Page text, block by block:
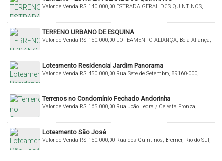
R$ 140.000,00
Valor de Venda
ESTRADA GERAL DOS QUINTINOS,
TERRENO URBANO DE ESQUINA
R$ 150.000,00
Valor de Venda
LOTEAMENTO ALIANÇA, Bela Aliança,
Loteamento Residencial Jardim Panorama
R$ 450.000,00
Valor de Venda
Rua Sete de Setembro, 89160-000,
Terrenos no Condomínio Fechado Andorinha
R$ 165.000,00
Valor de Venda
Rua João Ledra / Celesta Fronza,
Loteamento São José
R$ 150.000,00
Valor de Venda
Rua dos Quintinos, Bremer, Rio do Sul,